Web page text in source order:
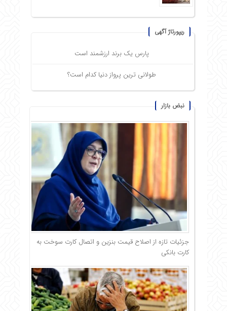
ریپورتاژ آگهی
پارس یک برند ارزشمند است
طولانی ترین پرواز دنیا کدام است؟
نبض بازار
جزئیات تازه از اصلاح قیمت بنزین و اتصال کارت سوخت به
کارت بانکی